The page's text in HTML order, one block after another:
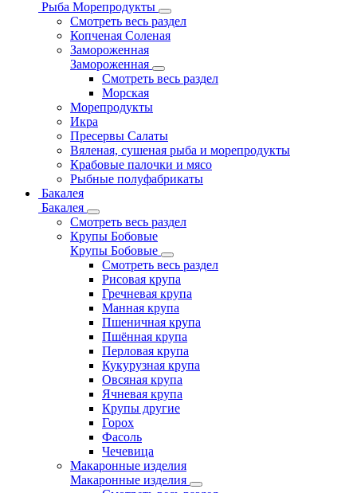
Рыба Морепродукты
Смотреть весь раздел
Копченая Соленая
Замороженная
Замороженная
Смотреть весь раздел
Морская
Морепродукты
Икра
Пресервы Салаты
Вяленая, сушеная рыба и морепродукты
Крабовые палочки и мясо
Рыбные полуфабрикаты
Бакалея
Бакалея
Смотреть весь раздел
Крупы Бобовые
Крупы Бобовые
Смотреть весь раздел
Рисовая крупа
Гречневая крупа
Манная крупа
Пшеничная крупа
Пшённая крупа
Перловая крупа
Кукурузная крупа
Овсяная крупа
Ячневая крупа
Крупы другие
Горох
Фасоль
Чечевица
Макаронные изделия
Макаронные изделия